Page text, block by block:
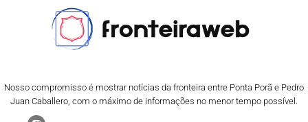
Nosso compromisso é mostrar notícias da fronteira entre Ponta Porã e Pedro
Juan Caballero, com o máximo de informações no menor tempo possível.